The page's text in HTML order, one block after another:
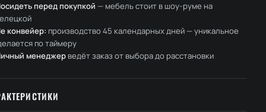
перед покупкой — мебель стоит в шоу-руме на
конвейер: производство 45 календарных дней — уникальное
по таймеру
менеджер ведёт заказ от выбора до расстановки